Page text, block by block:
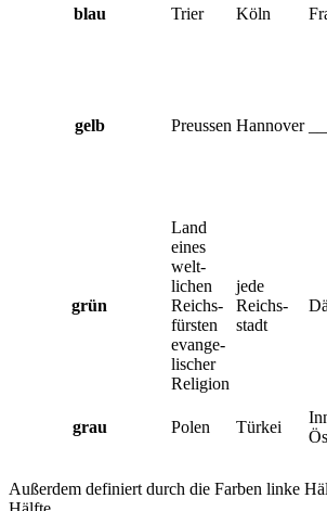
blau Trier Köln
gelb Preussen Hannover
grün
Land
eines
welt­
lichen
Reichs­
fürsten
evange­
lischer
Religion
jede
Reichs­
stadt
grau Polen Türkei
Außerdem definiert durch die Farben linke